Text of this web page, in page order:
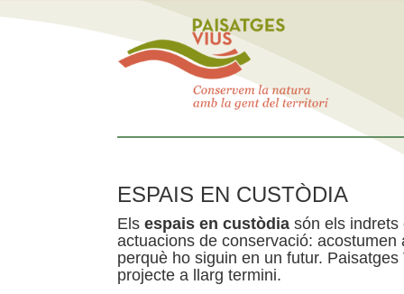
ESPAIS EN CUSTÒDIA
Els espais en custòdia són els indrets
actuacions de conservació:
perquè ho siguin en un futur.
projecte a llarg termini.